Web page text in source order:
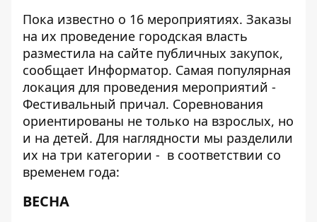
Пока известно о 16 мероприятиях. Заказы
на их проведение городская власть
разместила на сайте публичных закупок,
сообщает Информатор. Самая популярная
локация для проведения мероприятий -
Фестивальный причал. Соревнования
ориентированы не только на взрослых, но
и на детей. Для наглядности мы разделили
их на три категории - в соответствии со
временем года:
ВЕСНА